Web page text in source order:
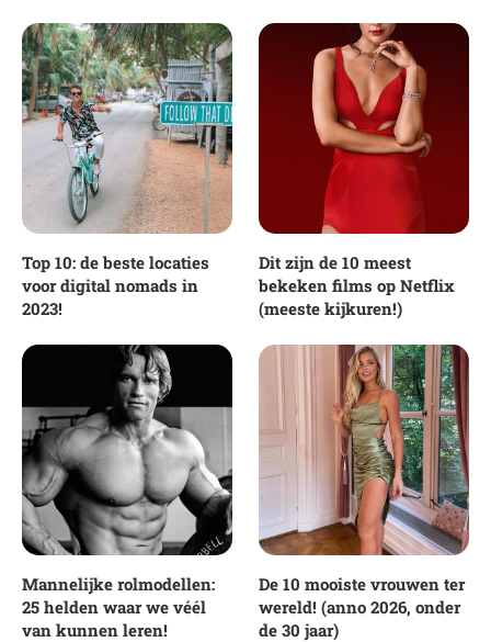
Top 10: de beste locaties
voor digital nomads in
2023!
Dit zijn de 10 meest
bekeken films op Netflix
(meeste kijkuren!)
Mannelijke rolmodellen:
25 helden waar we véél
van kunnen leren!
De 10 mooiste vrouwen ter
wereld! (anno 2026, onder
de 30 jaar)